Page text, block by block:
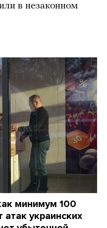
в незаконном
минимум 100
украинских